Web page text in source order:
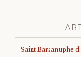
Saint Barsanuphe